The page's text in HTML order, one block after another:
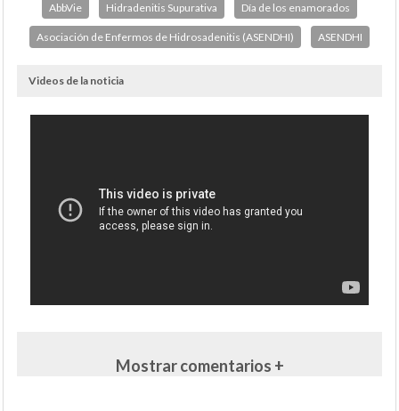
AbbVie Hidradenitis Supurativa Día de los enamorados
Asociación de Enfermos de Hidrosadenitis (ASENDHI) ASENDHI
Videos de la noticia
Mostrar comentarios +